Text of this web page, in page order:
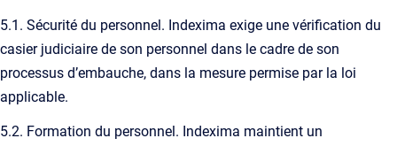
5.1. Sécurité du personnel. Indexima exige une vérification du
casier judiciaire de son personnel dans le cadre de son
processus d’embauche, dans la mesure permise par la loi
applicable.
5.2. Formation du personnel. Indexima maintient un